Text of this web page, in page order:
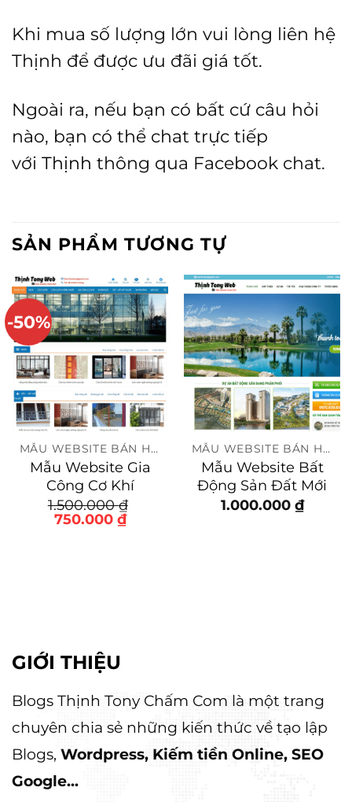
Khi mua số lượng lớn vui lòng liên hệ
Thịnh để được ưu đãi giá tốt.
Ngoài ra, nếu bạn có bất cứ câu hỏi
nào, bạn có thể chat trực tiếp
với Thịnh thông qua Facebook chat.
SẢN PHẨM TƯƠNG TỰ
-50%
MẪU WEBSITE BÁN HÀNG
Mẫu Website Gia
Công Cơ Khí
1.500.000₫
Giá
750.000 ₫Giá
hiện
MẪU WEBSITE BÁN HÀNG
Mẫu Website Bất
Động Sản Đất Mới
1.000.000 ₫
GIỚI THIỆU
Blogs Thịnh Tony Chấm Com là một trang
chuyên chia sẻ những kiến thức về tạo lập
Blogs, Wordpress, Kiếm tiền Online, SEO
Google...